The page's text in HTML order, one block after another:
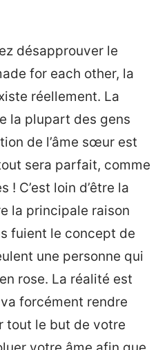
désapprouver le
for each other, la
réellement. La
la plupart des gens
de l’âme sœur est
sera parfait, comme
! C’est loin d’être la
la principale raison
fuient le concept de
une personne qui
rose. La réalité est
forcément rendre
tout le but de votre